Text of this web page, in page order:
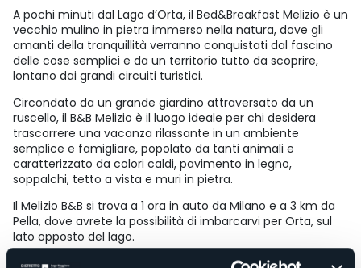
A pochi minuti dal Lago d’Orta, il Bed&Breakfast Melizio è un
vecchio mulino in pietra immerso nella natura, dove gli
amanti della tranquillità verranno conquistati dal fascino
delle cose semplici e da un territorio tutto da scoprire,
lontano dai grandi circuiti turistici.
Circondato da un grande giardino attraversato da un
ruscello, il B&B Melizio è il luogo ideale per chi desidera
trascorrere una vacanza rilassante in un ambiente
semplice e famigliare, popolato da tanti animali e
caratterizzato da colori caldi, pavimento in legno,
soppalchi, tetto a vista e muri in pietra.
Il Melizio B&B si trova a 1 ora in auto da Milano e a 3 km da
Pella, dove avrete la possibilità di imbarcarvi per Orta, sul
lato opposto del lago.